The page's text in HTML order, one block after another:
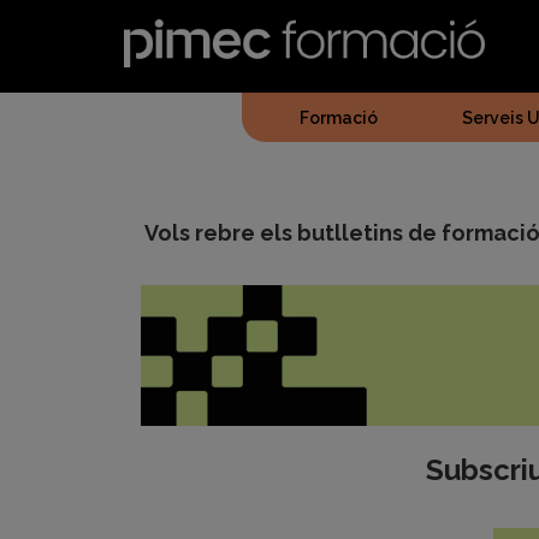
Formació Serveis
Vols rebre els butlletins de